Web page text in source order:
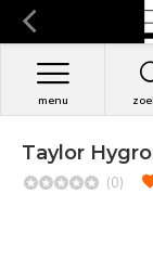
menu
Taylor
(0)